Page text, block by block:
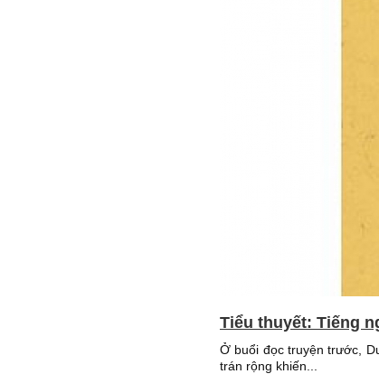
Tiểu thuyết: Tiếng
Ở buổi đọc truyện trước,
trán rộng khiến...